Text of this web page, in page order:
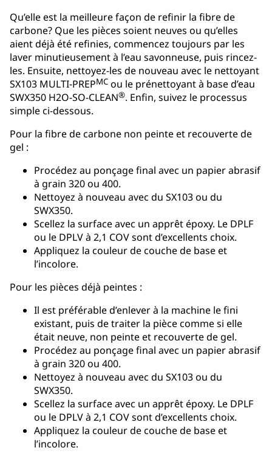
Qu’elle est la meilleure façon de refinir la fibre de
carbone? Que les pièces soient neuves ou qu’elles
aient déjà été refinies, commencez toujours par les
laver minutieusement à l’eau savonneuse, puis rincez-
les. Ensuite, nettoyez-les de nouveau avec le nettoyant
SX103 MULTI-PREPMC ou le prénettoyant à base d’eau
SWX350 H2O-SO-CLEAN®. Enfin, suivez le processus
simple ci-dessous.
Pour la fibre de carbone non peinte et recouverte de
gel :
Procédez au ponçage final avec un papier abrasif
à grain 320 ou 400.
Nettoyez à nouveau avec du SX103 ou du
SWX350.
Scellez la surface avec un apprêt époxy. Le DPLF
ou le DPLV à 2,1 COV sont d’excellents choix.
Appliquez la couleur de couche de base et
l’incolore.
Pour les pièces déjà peintes :
Il est préférable d’enlever à la machine le fini
existant, puis de traiter la pièce comme si elle
était neuve, non peinte et recouverte de gel.
Procédez au ponçage final avec un papier abrasif
à grain 320 ou 400.
Nettoyez à nouveau avec du SX103 ou du
SWX350.
Scellez la surface avec un apprêt époxy. Le DPLF
ou le DPLV à 2,1 COV sont d’excellents choix.
Appliquez la couleur de couche de base et
l’incolore.